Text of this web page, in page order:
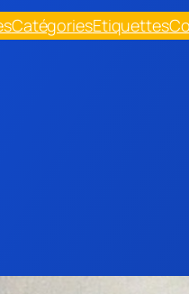
CatégoriesEtiquettes